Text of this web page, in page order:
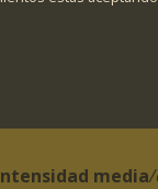
media/